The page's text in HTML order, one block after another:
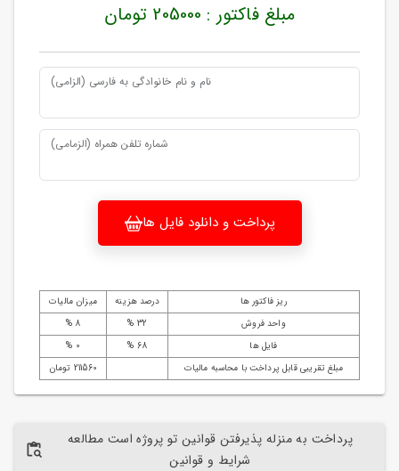
مبلغ فاکتور : 205000 تومان
نام و نام خانوادگی به فارسی (الزامی)
شماره تلفن همراه (الزمامی)
پرداخت و دانلود فایل ها
ریز فاکتور ها درصد هزینه
میزان مالیات
واحد فروش
32 %
8 %
فایل ها
68 %
0 %
مبلغ تقریبی قابل پرداخت با محاسبه مالیات
211560 تومان
پرداخت به منزله پذیرفتن قوانین تو پروژه است مطالعه
شرایط و قوانین